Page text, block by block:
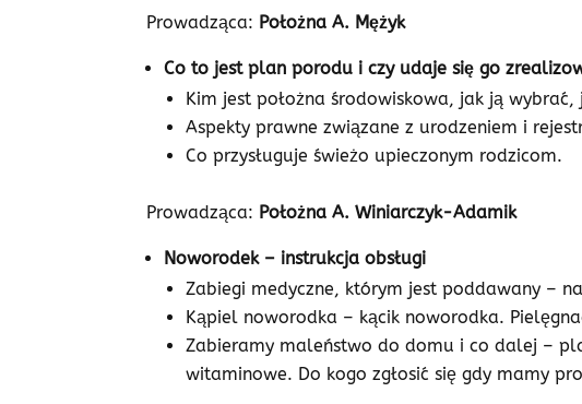
Prowadząca: Położna A. Mężyk
Co to jest plan porodu i czy udaje się go
Kim jest położna środowiskowa, jak ją wybrać,
Aspekty prawne związane z urodzeniem i
Co przysługuje świeżo upieczonym rodzicom.
Prowadząca: Położna A. Winiarczyk-Adamik
Noworodek – instrukcja obsługi
Zabiegi medyczne, którym jest poddawany –
Kąpiel noworodka – kącik noworodka.
Zabieramy maleństwo do domu i co dalej –
witaminowe. Do kogo zgłosić się gdy mamy